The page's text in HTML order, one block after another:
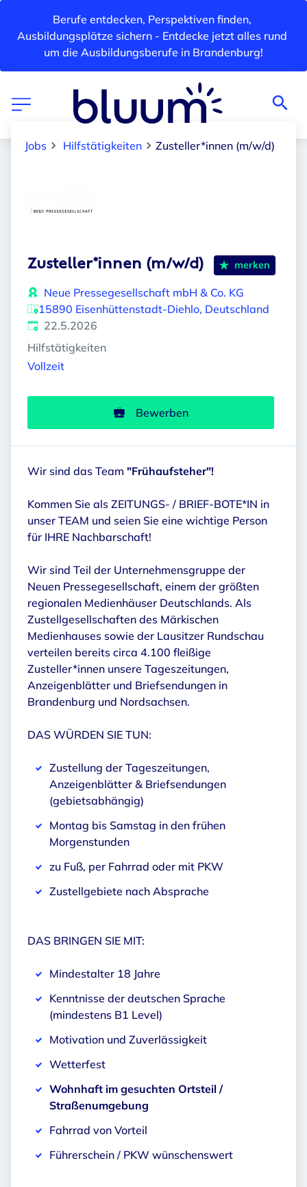
Berufe entdecken, Perspektiven finden,
Ausbildungsplätze sichern - Entdecke jetzt alles rund
um die Ausbildungsberufe in Brandenburg!
Jobs Hilfstätigkeiten Zusteller*innen (m/w/d)
Zusteller*innen (m/w/d) merken
Neue Pressegesellschaft mbH & Co. KG
15890 Eisenhüttenstadt-Diehlo, Deutschland
Veröffentlicht:
22.5.2026
Hilfstätigkeiten
Vollzeit
Bewerben
Wir sind das Team "Frühaufsteher"!
Kommen Sie als ZEITUNGS- / BRIEF-BOTE*IN in
unser TEAM und seien Sie eine wichtige Person
für IHRE Nachbarschaft!
Wir sind Teil der Unternehmensgruppe der
Neuen Pressegesellschaft, einem der größten
regionalen Medienhäuser Deutschlands. Als
Zustellgesellschaften des Märkischen
Medienhauses sowie der Lausitzer Rundschau
verteilen bereits circa 4.100 fleißige
Zusteller*innen unsere Tageszeitungen,
Anzeigenblätter und Briefsendungen in
Brandenburg und Nordsachsen.
DAS WÜRDEN SIE TUN:
Zustellung der Tageszeitungen,
Anzeigenblätter & Briefsendungen
(gebietsabhängig)
Montag bis Samstag in den frühen
Morgenstunden
zu Fuß, per Fahrrad oder mit PKW
Zustellgebiete nach Absprache
DAS BRINGEN SIE MIT:
Mindestalter 18 Jahre
Kenntnisse der deutschen Sprache
(mindestens B1 Level)
Motivation und Zuverlässigkeit
Wetterfest
Wohnhaft im gesuchten Ortsteil /
Straßenumgebung
Fahrrad von Vorteil
Führerschein / PKW wünschenswert